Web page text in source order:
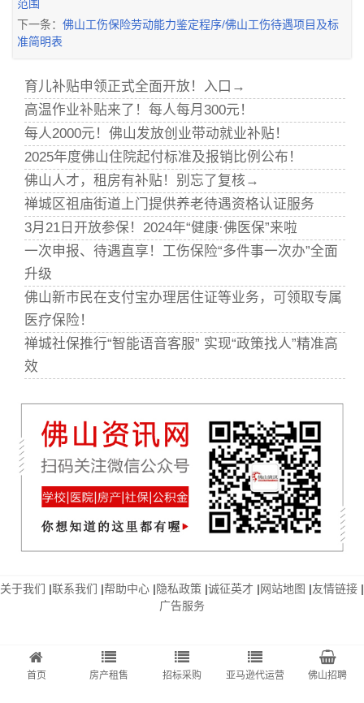
范围
下一条： 佛山工伤保险劳动能力鉴定程序/佛山工伤待遇项目及标
准简明表
育儿补贴申领正式全面开放！入口→
高温作业补贴来了！每人每月300元！
每人2000元！佛山发放创业带动就业补贴！
2025年度佛山住院起付标准及报销比例公布！
佛山人才，租房有补贴！别忘了复核→
禅城区祖庙街道上门提供养老待遇资格认证服务
3月21日开放参保！2024年“健康·佛医保”来啦
一次申报、待遇直享！工伤保险“多件事一次办”全面
升级
佛山新市民在支付宝办理居住证等业务，可领取专属
医疗保险！
禅城社保推行“智能语音客服” 实现“政策找人”精准高
效
首页 房产租售 招标采购 亚马逊代运营 佛山招聘
关于我们 |联系我们 |帮助中心 |隐私政策 |诚征英才 |网站地图 |友情链接 |
广告服务